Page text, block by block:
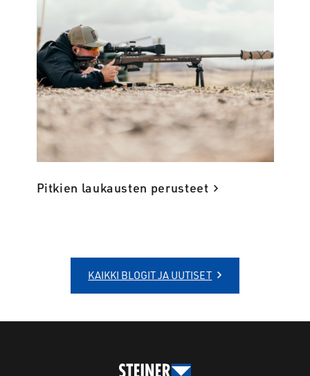
Pitkien laukausten perusteet
KAIKKI BLOGIT JA UUTISET